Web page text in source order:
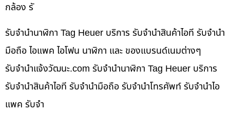
กล้อง รั
รับจำนำนาฬิกา Tag Heuer บริการ รับจำนำสินค้าไอที รับจำนำ
มือถือ ไอแพค ไอโฟน นาฬิกา และ ของแบรนด์เนมต่างๆ
รับจํานําแจ้งวัฒนะ.com รับจำนำนาฬิกา Tag Heuer บริการ
รับจำนำสินค้าไอที รับจำนำมือถือ รับจำนำโทรศัพท์ รับจำนำไอ
แพค รับจำ